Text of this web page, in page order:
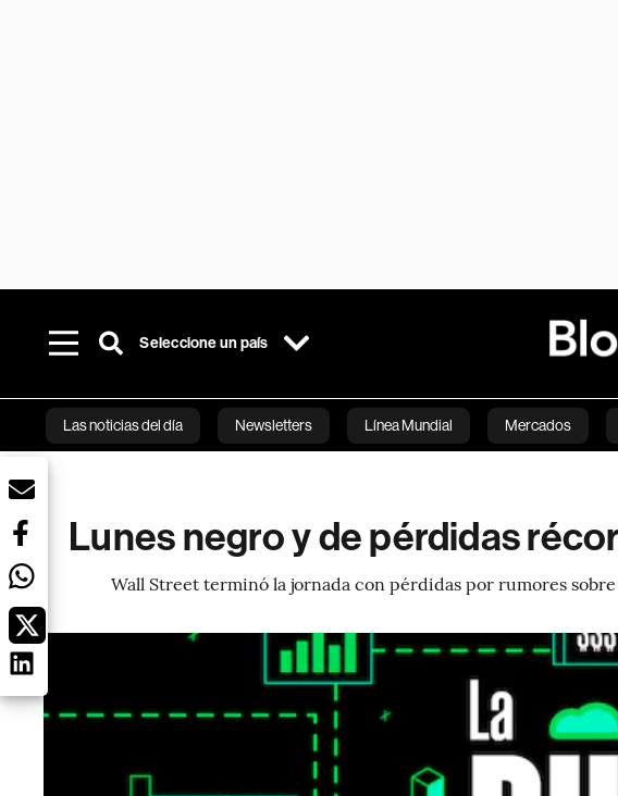
Seleccione un país
Las noticias del día Newsletters Línea Mundial Mercados
Lunes negro y de pérdidas
Wall Street terminó la jornada con pérdidas por rumores